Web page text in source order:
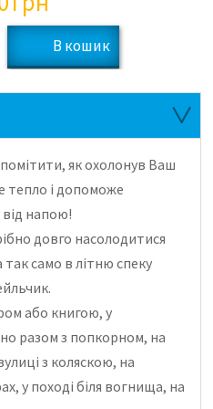
як охолонув Ваш
тепло і допоможе
від напою!
довго насолодитися
само в літню спеку
або книгою, у
разом з попкорном, на
з коляскою, на
у поході біля вогнища, на